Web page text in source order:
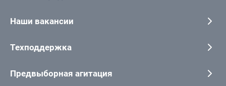
Наши вакансии
Техподдержка
Предвыборная агитация